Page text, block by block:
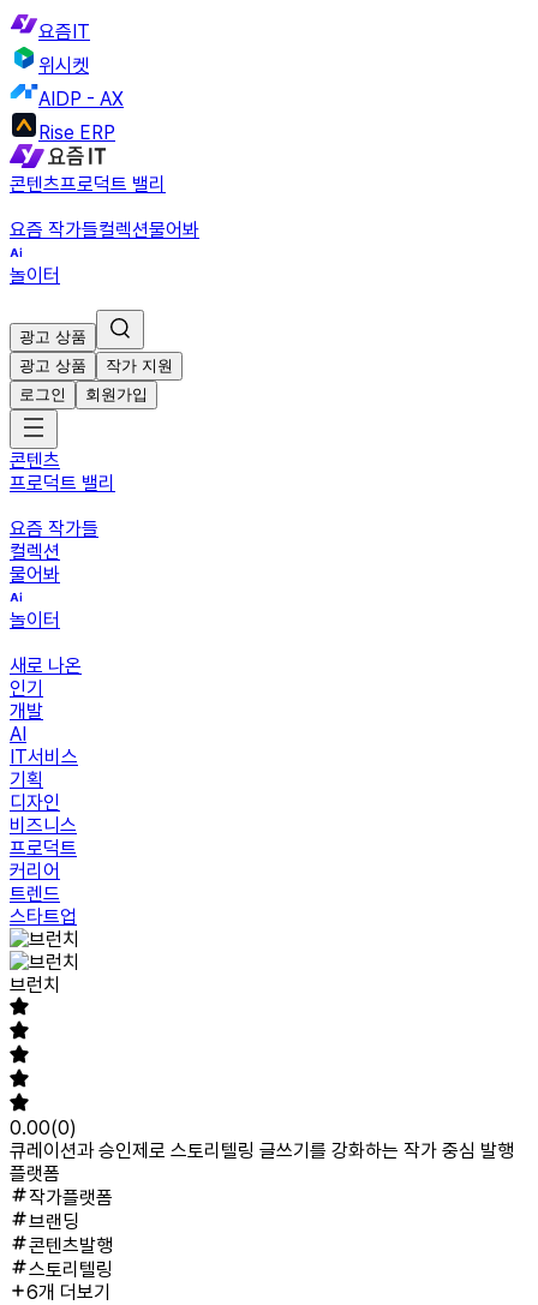
요즘IT
위시켓
AIDP - AX
Rise ERP
콘텐츠프로덕트 밸리
요즘 작가들컬렉션물어봐
놀이터
광고 상품
광고 상품
작가 지원
로그인
회원가입
콘텐츠
프로덕트 밸리
요즘 작가들
컬렉션
물어봐
놀이터
새로 나온
인기
개발
AI
IT서비스
기획
디자인
비즈니스
프로덕트
커리어
트렌드
스타트업
브런치
0.00(0)
큐레이션과 승인제로 스토리텔링 글쓰기를 강화하는 작가 중심 발행
플랫폼
작가플랫폼
브랜딩
콘텐츠발행
스토리텔링
6개 더보기